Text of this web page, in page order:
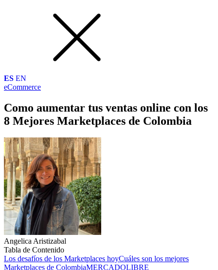
ES EN
eCommerce
Como aumentar tus ventas online con los
8 Mejores Marketplaces de Colombia
Angelica Aristizabal
Tabla de Contenido
Los desafíos de los Marketplaces hoyCuáles son los mejores
Marketplaces de ColombiaMERCADOLIBRE